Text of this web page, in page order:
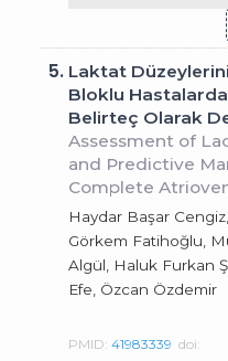
5. Laktat
Bloklu
Belirteç Olarak
Assessment of
and Predictive
Complete
Haydar Başar Cengiz,
Görkem Fatihoğlu,
Algül, Haluk Furkan
Efe, Özcan Özdemir
PMID:41983339 doi: